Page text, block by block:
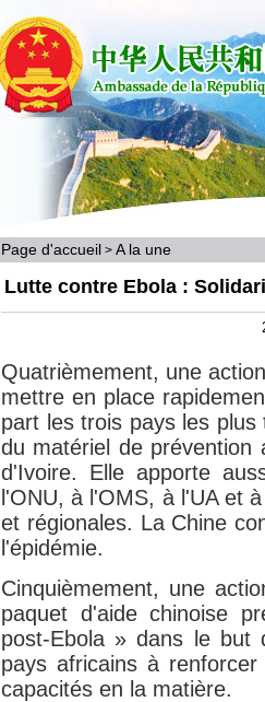
Page d'accueil > A la une
Lutte contre Ebola :
Quatrièmement, une
mettre en place
part les trois pays les
du matériel de prévention
d'Ivoire. Elle apporte
l'ONU, à l'OMS, à l'UA et
et régionales. La Chine
l'épidémie.
Cinquièmement, une
paquet d'aide chinoise
post-Ebola » dans le but
pays africains à
capacités en la matière.